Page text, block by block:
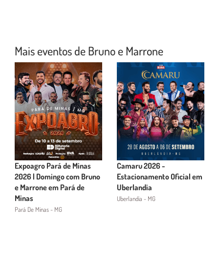
Mais eventos de Bruno e Marrone
Expoagro Pará de Minas
2026 | Domingo com Bruno
e Marrone em Pará de
Minas
Pará De Minas - MG
Camaru 2026 -
Estacionamento Oficial em
Uberlandia
Uberlandia - MG